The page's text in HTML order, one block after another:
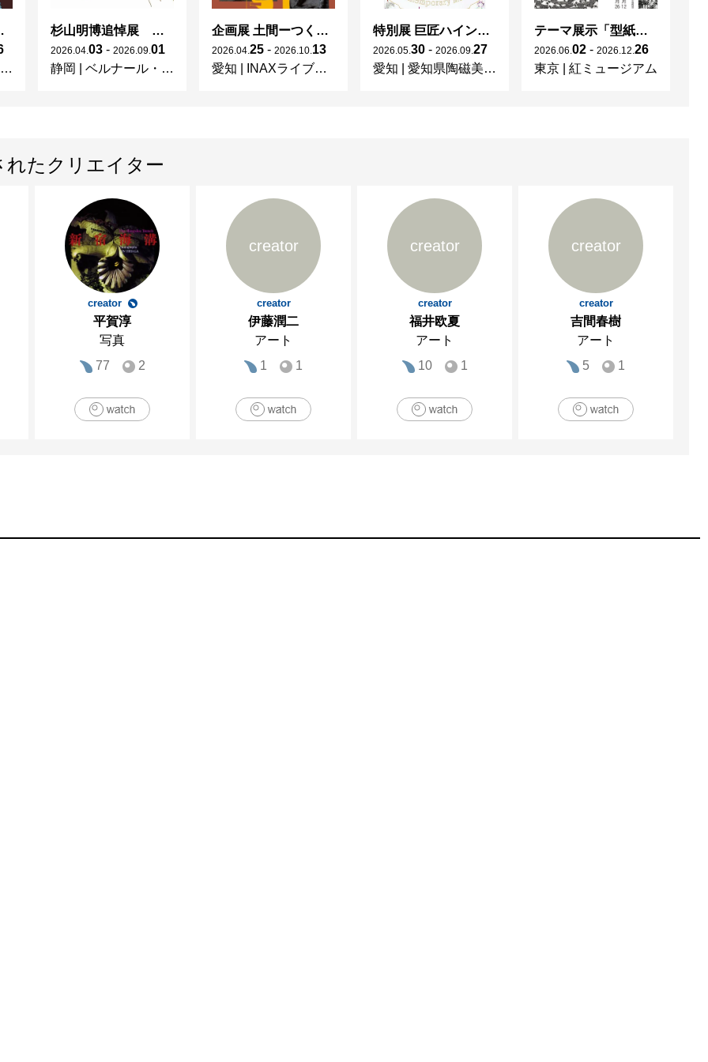
郎コレクションより」
杉山明博追悼展 木とわたし―木工の妙技と美術教育
2026 04 03 - 2026 09 01
静岡
ベルナール・ビュフェ美術館
企画展 土間ーつくって、つかって、再発見ー
2026 04 25 - 2026 10 13
愛知
INAXライブミュージアム
特別展 巨匠ハインツ・ヴェルナーの描いた物語（メルヘン） ー現代マイセンの磁器芸術ー
2026 05 30 - 2026 09 27
愛知
愛知県陶磁美術館
テーマ展示「型紙 KATAGAMI Collection」
2026 06 02 - 2026 12 26
東京
紅ミュージアム
たクリエイター
creator
平賀淳
写真
77
2
creator
creator
伊藤潤二
アート
1
1
creator
creator
福井欧夏
アート
10
1
creator
creator
吉間春樹
アート
5
1